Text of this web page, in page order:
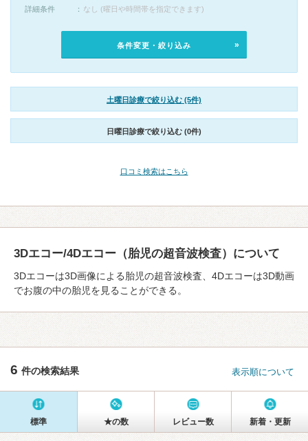
詳細条件
なし (曜日や時間帯を指定できます)
条件変更・絞り込み
土曜日診療で絞り込む (5件)
日曜日診療で絞り込む (0件)
口コミ検索はこちら
3Dエコー/4Dエコー（胎児の超音波検査）について
3Dエコーは3D画像による胎児の超音波検査、4Dエコーは3D動画
でお腹の中の胎児を見ることができる。
6 件の検索結果 表示順について
標準 ★の数 レビュー数 新着・更新